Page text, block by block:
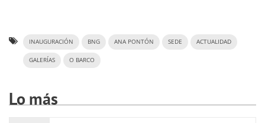
INAUGURACIÓN BNG ANA PONTÓN SEDE ACTUALIDAD
GALERÍAS O BARCO
Lo más